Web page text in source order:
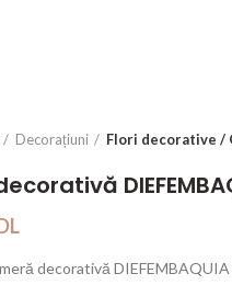
Decorațiuni Flori decorative /
decorativă DIEFEMBAQUIA